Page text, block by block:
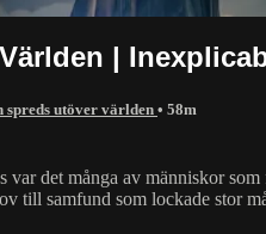
|
utöver världen • 58m
var det många av människor
till samfund som lockade stor